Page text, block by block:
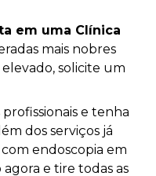
em uma Clínica
mais nobres
solicite um
e tenha
dos serviços já
endoscopia em
e tire todas as